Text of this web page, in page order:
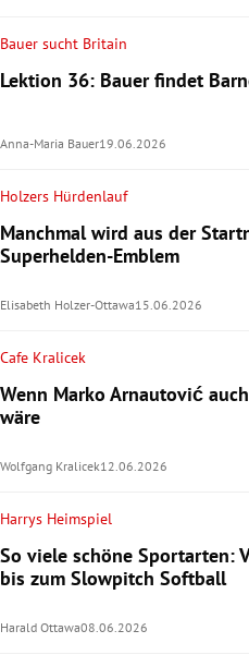
Bauer sucht Britain
Lektion 36: Bauer findet
Anna-Maria Bauer19.06.2026
Holzers Hürdenlauf
Manchmal wird aus der
Superhelden-Emblem
Elisabeth Holzer-Ottawa15.06.2026
Cafe Kralicek
Wenn Marko Arnautović
wäre
Wolfgang Kralicek12.06.2026
Harrys Heimspiel
So viele schöne Sportarten:
bis zum Slowpitch Softball
Harald Ottawa08.06.2026